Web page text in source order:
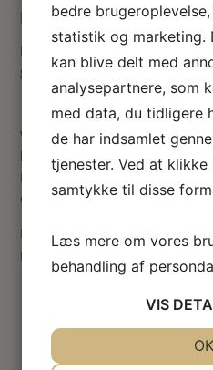
ramme
Landskabsmaleri olie på
gennem skov. Mål: 45 x 58 mm.
Vær den første til at anmelde
båd – unikt håndmalet”
Din e-mailadresse vil ikke blive
er markeret med*
Din vurdering
Din anmeldelse
bedre
statistik og marketing.
kan blive delt med
analysepartnere, som
med data, du tidligere
de har indsamlet
tjenester. Ved at klikke
samtykke til disse
Læs mere om vores
behandling af
VIS
OK